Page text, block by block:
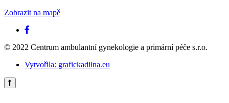
Zobrazit na mapě
© 2022 Centrum ambulantní gynekologie a primární péče s.r.o.
Vytvořila: grafickadilna.eu